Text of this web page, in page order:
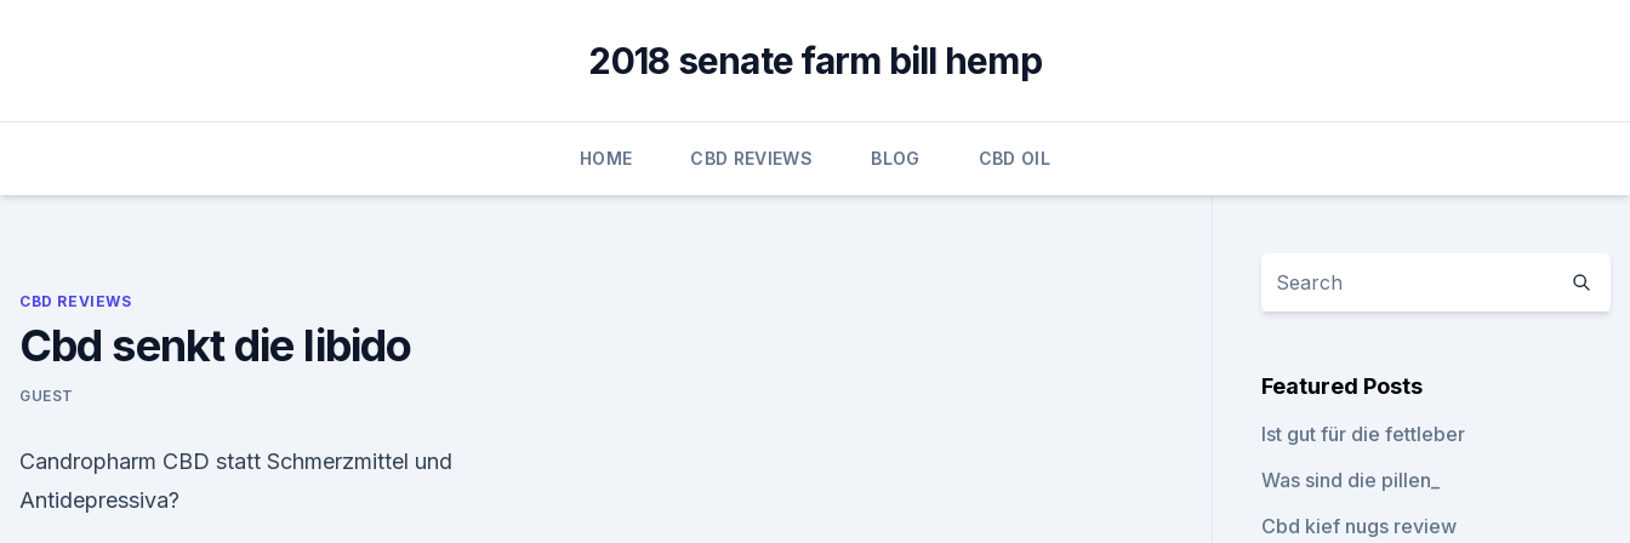
2018 senate farm bill hemp
HOME CBD REVIEWS BLOG CBD OIL
CBD REVIEWS
Cbd senkt die libido
GUEST
Candropharm CBD statt Schmerzmittel und
Antidepressiva?
Featured Posts
Ist gut für die fettleber
Was sind die pillen_
Cbd kief nugs review